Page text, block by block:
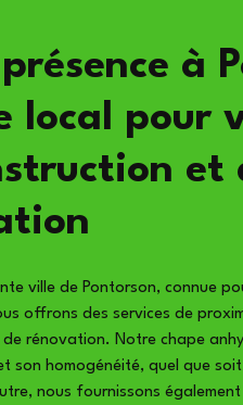
à
local pour
et
ville de Pontorson, connue
offrons des services de
rénovation. Notre chape
son homogénéité, quel que
nous fournissons